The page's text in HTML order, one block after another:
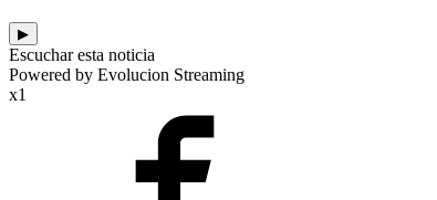
▶
Escuchar esta noticia
Powered by Evolucion Streaming
x1